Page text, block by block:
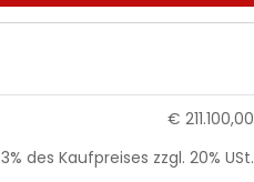
€ 211.100,00
3% des Kaufpreises zzgl. 20% USt.